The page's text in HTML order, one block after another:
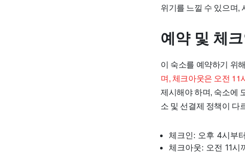
위기를 느낄 수 있으며,
예약 및 체
이 숙소를 예약하기 위
며, 체크아웃은 오전 11
제시해야 하며, 숙소에
소 및 선결제 정책이 다
체크인: 오후 4시부
체크아웃: 오전 11시